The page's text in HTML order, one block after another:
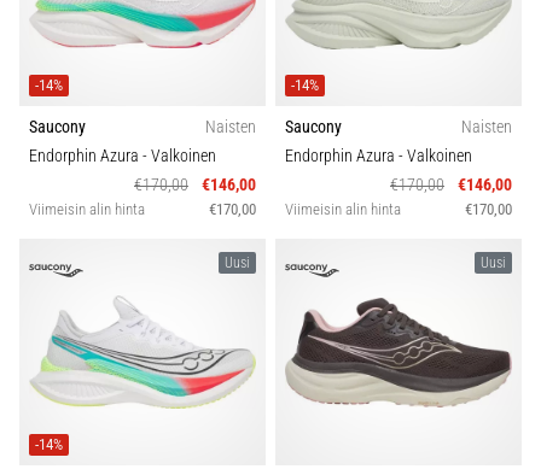
-14%
Saucony
Naisten
Endorphin Azura - Valkoinen
€170,00
€146,00
Viimeisin alin hinta €170,00
-14%
Saucony
Naisten
Endorphin Azura - Valkoinen
€170,00
€146,00
Viimeisin alin hinta €170,00
Uusi
-14%
Uusi